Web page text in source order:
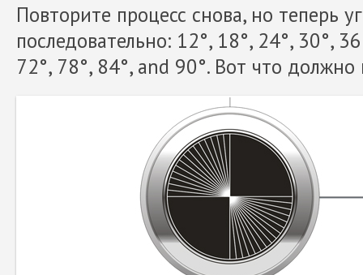
Повторите процесс снова, но теперь
последовательно: 12°, 18°, 24°, 30°,
72°, 78°, 84°, and 90°. Вот что должно